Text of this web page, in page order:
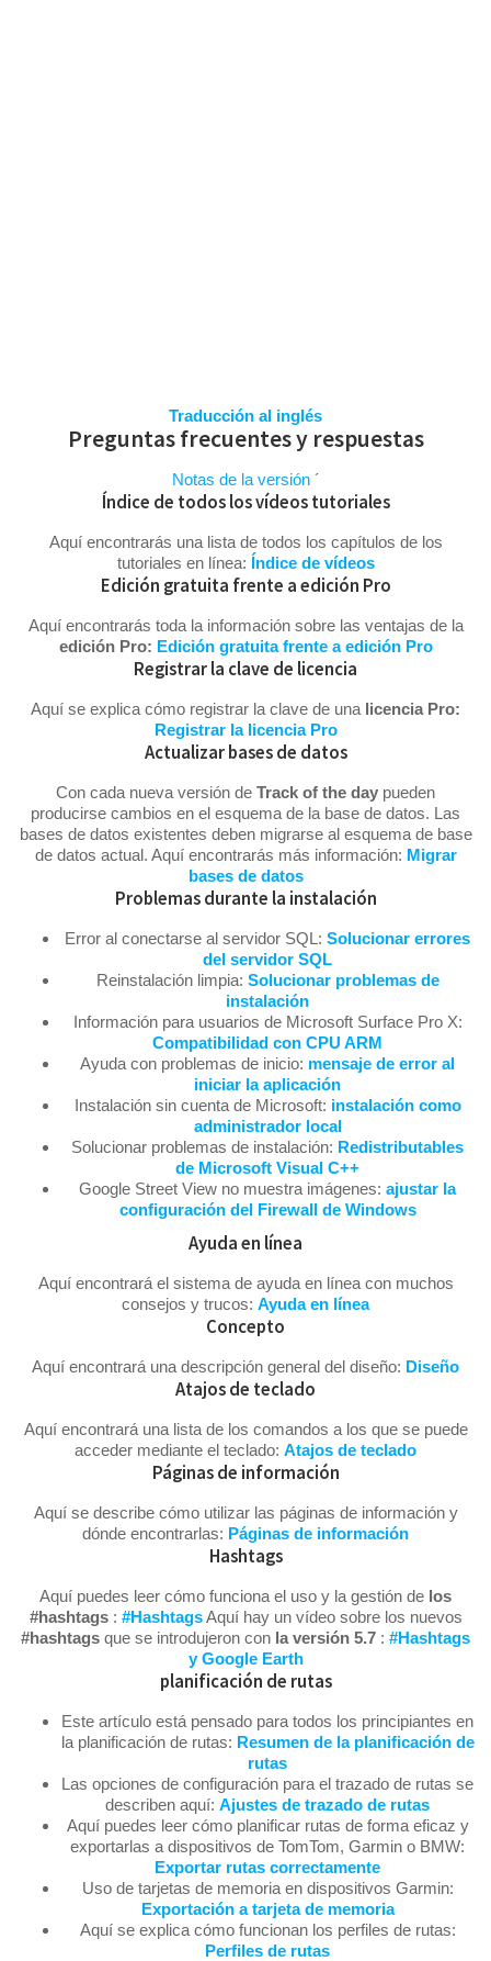
Traducción al inglés
Preguntas frecuentes y respuestas
Notas de la versión´
Índice de todos los vídeos tutoriales
Aquí encontrarás una lista de todos los capítulos de los
tutoriales en línea: Índice de vídeos
Edición gratuita frente a edición Pro
Aquí encontrarás toda la información sobre las ventajas de la
edición Pro: Edición gratuita frente a edición Pro
Registrar la clave de licencia
Aquí se explica cómo registrar la clave de una licencia Pro:
Registrar la licencia Pro
Actualizar bases de datos
Con cada nueva versión de Track of the day pueden
producirse cambios en el esquema de la base de datos. Las
bases de datos existentes deben migrarse al esquema de base
de datos actual. Aquí encontrarás más información: Migrar
bases de datos
Problemas durante la instalación
Error al conectarse al servidor SQL: Solucionar errores
del servidor SQL
Reinstalación limpia: Solucionar problemas de
instalación
Información para usuarios de Microsoft Surface Pro X:
Compatibilidad con CPU ARM
Ayuda con problemas de inicio: mensaje de error al
iniciar la aplicación
Instalación sin cuenta de Microsoft: instalación como
administrador local
Solucionar problemas de instalación: Redistributables
de Microsoft Visual C++
Google Street View no muestra imágenes: ajustar la
configuración del Firewall de Windows
Ayuda en línea
Aquí encontrará el sistema de ayuda en línea con muchos
consejos y trucos: Ayuda en línea
Concepto
Aquí encontrará una descripción general del diseño: Diseño
Atajos de teclado
Aquí encontrará una lista de los comandos a los que se puede
acceder mediante el teclado: Atajos de teclado
Páginas de información
Aquí se describe cómo utilizar las páginas de información y
dónde encontrarlas: Páginas de información
Hashtags
Aquí puedes leer cómo funciona el uso y la gestión de los
#hashtags: #HashtagsAquí hay un vídeo sobre los nuevos
#hashtags que se introdujeron con la versión 5.7 : #Hashtags
y Google Earth
planificación de rutas
Este artículo está pensado para todos los principiantes en
la planificación de rutas: Resumen de la planificación de
rutas
Las opciones de configuración para el trazado de rutas se
describen aquí: Ajustes de trazado de rutas
Aquí puedes leer cómo planificar rutas de forma eficaz y
exportarlas a dispositivos de TomTom, Garmin o BMW:
Exportar rutas correctamente
Uso de tarjetas de memoria en dispositivos Garmin:
Exportación a tarjeta de memoria
Aquí se explica cómo funcionan los perfiles de rutas:
Perfiles de rutas